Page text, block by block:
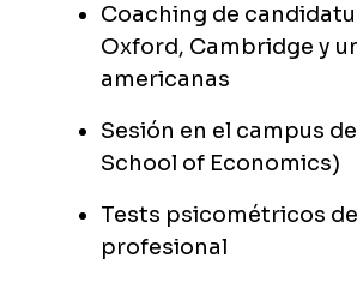
Coaching de
Oxford, Cambridge y
americanas
Sesión en el campus
School of Economics)
Tests psicométricos
profesional